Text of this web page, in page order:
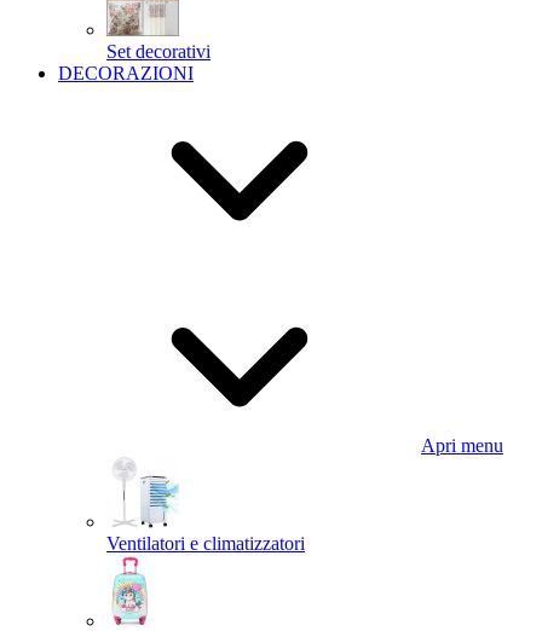
Set decorativi
DECORAZIONI
Apri menu
Ventilatori e climatizzatori